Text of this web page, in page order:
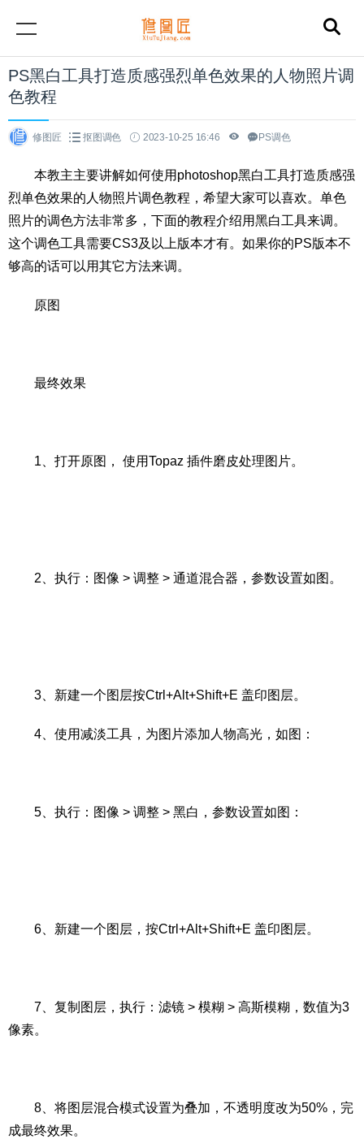
PS黑白工具打造质感强烈单色效果的人物照片调
色教程
修图匠 抠图调色 2023-10-25 16:46 PS调色
本教主主要讲解如何使用photoshop黑白工具打造质感强
烈单色效果的人物照片调色教程，希望大家可以喜欢。单色
照片的调色方法非常多，下面的教程介绍用黑白工具来调。
这个调色工具需要CS3及以上版本才有。如果你的PS版本不
够高的话可以用其它方法来调。
原图
最终效果
1、打开原图， 使用Topaz 插件磨皮处理图片。
2、执行：图像 > 调整 > 通道混合器，参数设置如图。
3、新建一个图层按Ctrl+Alt+Shift+E 盖印图层。
4、使用减淡工具，为图片添加人物高光，如图：
5、执行：图像 > 调整 > 黑白，参数设置如图：
6、新建一个图层，按Ctrl+Alt+Shift+E 盖印图层。
7、复制图层，执行：滤镜 > 模糊 > 高斯模糊，数值为3
像素。
8、将图层混合模式设置为叠加，不透明度改为50%，完
成最终效果。